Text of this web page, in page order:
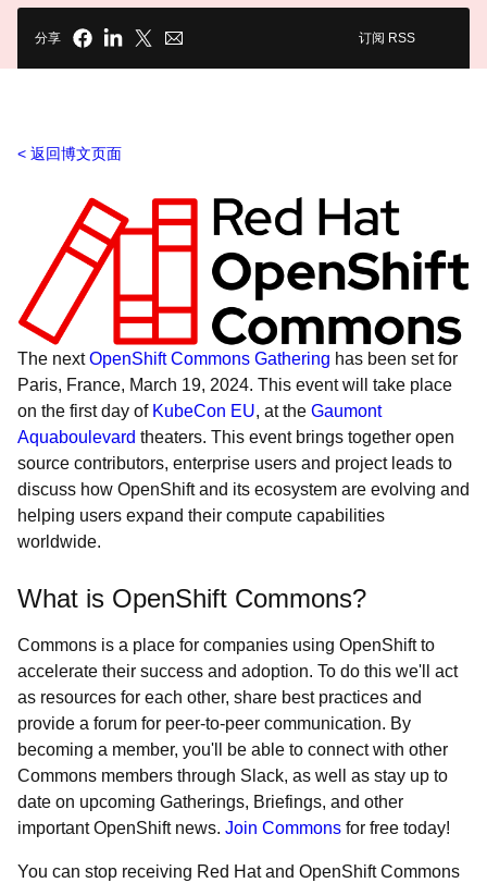
分享 订阅 RSS
返回博文页面
The nextOpenShift Commons Gathering has been set for
Paris, France, March 19, 2024. This event will take place
on the first day of KubeCon EU, at the Gaumont
Aquaboulevard theaters. This event brings together open
source contributors, enterprise users and project leads to
discuss how OpenShift and its ecosystem are evolving and
helping users expand their compute capabilities
worldwide.
What is OpenShift Commons?
Commons is a place for companies using OpenShift to
accelerate their success and adoption. To do this we'll act
as resources for each other, share best practices and
provide a forum for peer-to-peer communication. By
becoming a member, you'll be able to connect with other
Commons members through Slack, as well as stay up to
date on upcoming Gatherings, Briefings, and other
important OpenShift news. Join Commons for free today!
You can stop receiving Red Hat and OpenShift Commons